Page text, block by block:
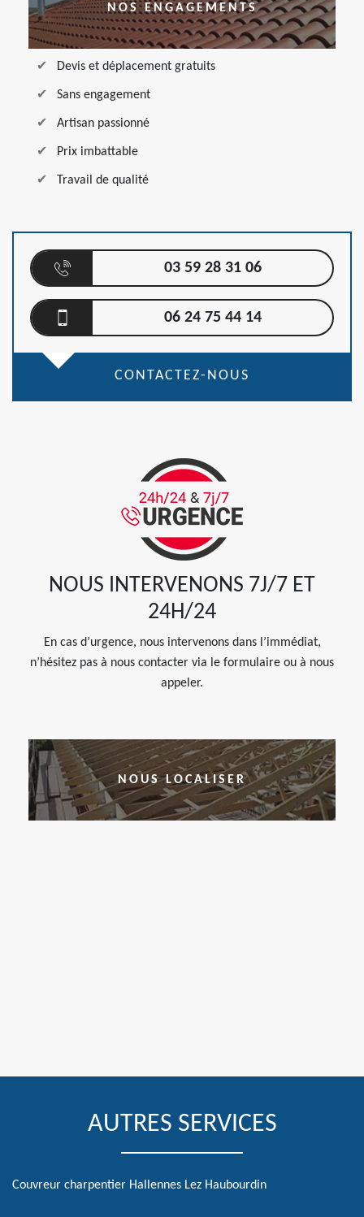
NOS ENGAGEMENTS
Devis et déplacement gratuits
Sans engagement
Artisan passionné
Prix imbattable
Travail de qualité
03 59 28 31 06
06 24 75 44 14
CONTACTEZ-NOUS
NOUS INTERVENONS 7J/7 ET
24H/24
En cas d’urgence, nous intervenons dans l’immédiat,
n’hésitez pas à nous contacter via le formulaire ou à nous
appeler.
NOUS LOCALISER
AUTRES SERVICES
Couvreur charpentier Hallennes Lez Haubourdin